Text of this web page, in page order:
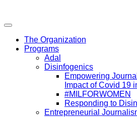
The Organization
Programs
Adal
Disinfogenics
Empowering
Impact of Covid 19
#MILFORWOMEN
Responding to
Entrepreneurial